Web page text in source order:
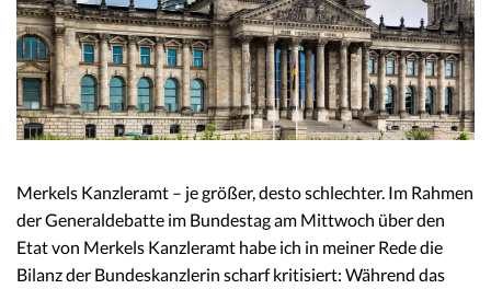
Merkels Kanzleramt – je größer, desto schlechter. Im Rahmen
der Generaldebatte im Bundestag am Mittwoch über den
Etat von Merkels Kanzleramt habe ich in meiner Rede die
Bilanz der Bundeskanzlerin scharf kritisiert: Während das